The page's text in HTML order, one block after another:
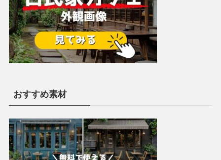
おすすめ素材